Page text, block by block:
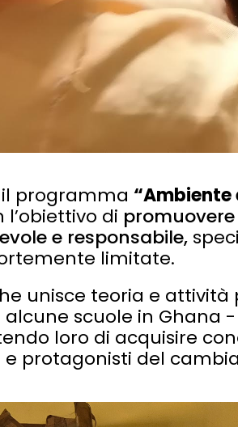
programma “Ambiente
di
e responsabile,
limitate.
unisce teoria e
scuole in Ghana
loro di acquisire
protagonisti del